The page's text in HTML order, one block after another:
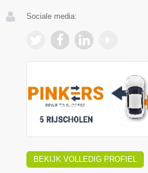
Sociale media:
BEKIJK VOLLEDIG PROFIEL